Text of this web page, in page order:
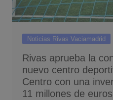
Noticias Rivas Vaciamadrid
Rivas aprueba la
nuevo centro
Centro con una
11 millones de euros